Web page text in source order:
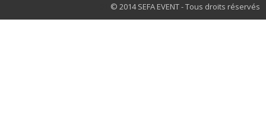
© 2014 SEFA EVENT - Tous droits réservés